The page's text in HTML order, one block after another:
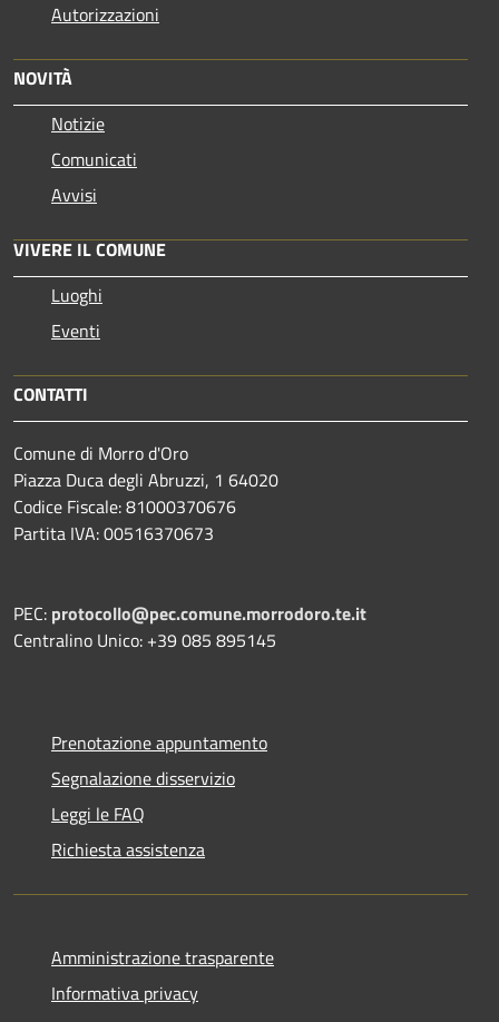
Autorizzazioni
NOVITÀ
Notizie
Comunicati
Avvisi
VIVERE IL COMUNE
Luoghi
Eventi
CONTATTI
Comune di Morro d'Oro
Piazza Duca degli Abruzzi, 1 64020
Codice Fiscale: 81000370676
Partita IVA: 00516370673
PEC: protocollo@pec.comune.morrodoro.te.it
Centralino Unico: +39 085 895145
Prenotazione appuntamento
Segnalazione disservizio
Leggi le FAQ
Richiesta assistenza
Amministrazione trasparente
Informativa privacy